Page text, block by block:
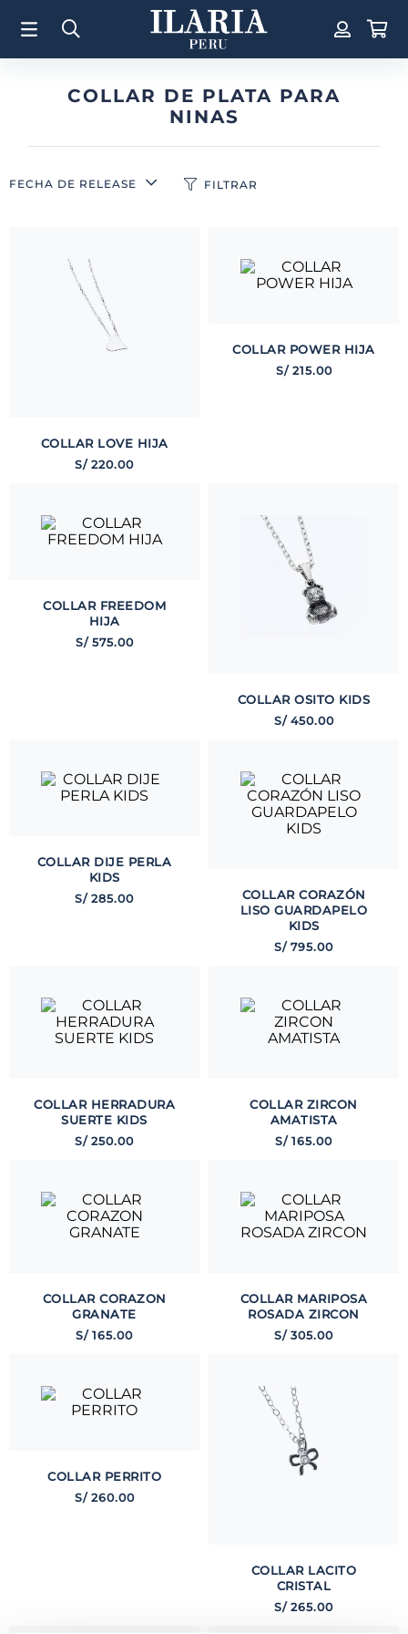
COLLAR DE PLATA PARA
NINAS
FECHA DE RELEASE FILTRAR
COLLAR LOVE HIJA
S/ 220.00
COLLAR POWER HIJA
S/ 215.00
COLLAR FREEDOM
HIJA
S/ 575.00
COLLAR OSITO KIDS
S/ 450.00
COLLAR DIJE PERLA
KIDS
S/ 285.00
COLLAR CORAZÓN
LISO GUARDAPELO
KIDS
S/ 795.00
COLLAR HERRADURA
SUERTE KIDS
S/ 250.00
COLLAR ZIRCON
AMATISTA
S/ 165.00
COLLAR CORAZON
GRANATE
S/ 165.00
COLLAR MARIPOSA
ROSADA ZIRCON
S/ 305.00
COLLAR PERRITO
S/ 260.00
COLLAR LACITO
CRISTAL
S/ 265.00
TÉRMINOS MÁS BUSCADOS
1. Aretes
Pulsera
4. Anillos
5. Perla
Corazon
Pulsera Hombre